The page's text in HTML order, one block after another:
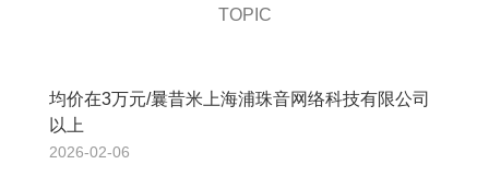
TOPIC
均价在3万元/曩昔米上海浦珠音网络科技有限公司
以上
2026-02-06